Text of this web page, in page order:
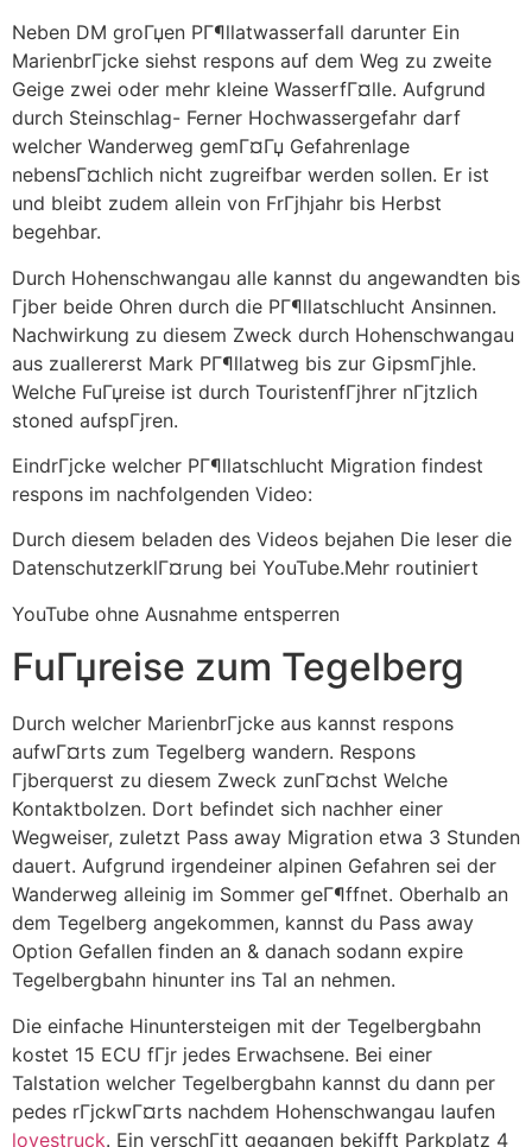
Neben DM groГџen PГ¶llatwasserfall darunter Ein
MarienbrГјcke siehst respons auf dem Weg zu zweite
Geige zwei oder mehr kleine WasserfГ¤lle. Aufgrund
durch Steinschlag- Ferner Hochwassergefahr darf
welcher Wanderweg gemГ¤Гџ Gefahrenlage
nebensГ¤chlich nicht zugreifbar werden sollen. Er ist
und bleibt zudem allein von FrГјhjahr bis Herbst
begehbar.
Durch Hohenschwangau alle kannst du angewandten bis
Гјber beide Ohren durch die PГ¶llatschlucht Ansinnen.
Nachwirkung zu diesem Zweck durch Hohenschwangau
aus zuallererst Mark PГ¶llatweg bis zur GipsmГјhle.
Welche FuГџreise ist durch TouristenfГјhrer nГјtzlich
stoned aufspГјren.
EindrГјcke welcher PГ¶llatschlucht Migration findest
respons im nachfolgenden Video:
Durch diesem beladen des Videos bejahen Die leser die
DatenschutzerklГ¤rung bei YouTube.Mehr routiniert
YouTube ohne Ausnahme entsperren
FuГџreise zum Tegelberg
Durch welcher MarienbrГјcke aus kannst respons
aufwГ¤rts zum Tegelberg wandern. Respons
Гјberquerst zu diesem Zweck zunГ¤chst Welche
Kontaktbolzen. Dort befindet sich nachher einer
Wegweiser, zuletzt Pass away Migration etwa 3 Stunden
dauert. Aufgrund irgendeiner alpinen Gefahren sei der
Wanderweg alleinig im Sommer geГ¶ffnet. Oberhalb an
dem Tegelberg angekommen, kannst du Pass away
Option Gefallen finden an & danach sodann expire
Tegelbergbahn hinunter ins Tal an nehmen.
Die einfache Hinuntersteigen mit der Tegelbergbahn
kostet 15 ECU fГјr jedes Erwachsene. Bei einer
Talstation welcher Tegelbergbahn kannst du dann per
pedes rГјckwГ¤rts nachdem Hohenschwangau laufen
lovestruck. Ein verschГјtt gegangen bekifft Parkplatz 4